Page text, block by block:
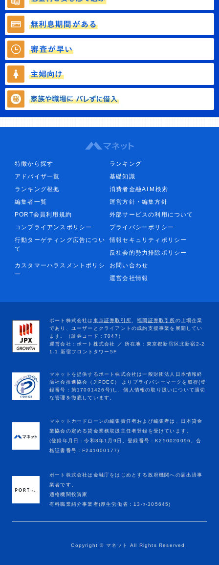
特徴から探す
ランキング
アドバイザ一覧
基礎知識
ランキング根拠
消費者金融ATM検索
編集者一覧
運営方針・編集方針
PORT会員利用規約
外部サービスの利用について
コンプライアンスポリシー
プライバシーポリシー
行動ターゲティング広告につい
て
情報セキュリティポリシー
反社会的勢力排除ポリシー
カスタマーハラスメントポリシ
ー
お問い合わせ
運営会社情報
マネットカードローンの編集責任者および編集者は、日本貸金
業協会の定める貸金業務取扱主任者登録を受けています。
(登録年月日：令和8年1月9日、登録番号：K250020096、合
格証書番号：F241000177)
ポート株式会社は金融庁をはじめとする政府機関への届出済事
業者です。
適格機関投資家
有料職業紹介事業者(厚生労働省：13-ﾕ-305645)